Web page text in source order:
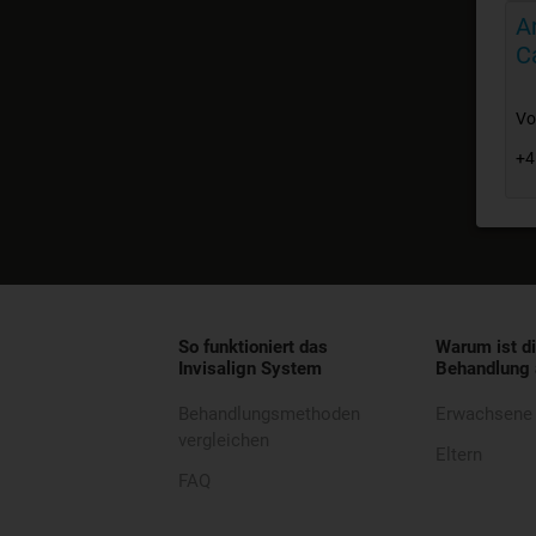
So funktioniert das
Invisalign System
Warum ist
Behandlung